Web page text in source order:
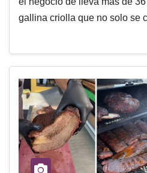
gallina criolla que no solo se